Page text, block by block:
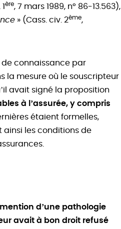
ère, 7 mars 1989, n° 86-13.563),
» (Cass. civ. 2ème,
de connaissance par
la mesure où le souscripteur
avait signé la proposition
à l’assurée, y compris
étaient formelles,
ainsi les conditions de
d’une pathologie
avait à bon droit refusé